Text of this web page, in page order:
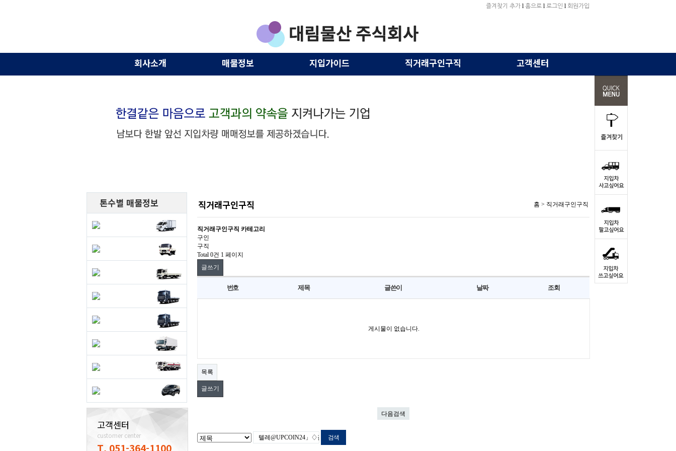
즐겨찾기 추가 l 홈으로 l 로그인 l 회원가입
회사소개 매물정보 지입가이드 직거래구인구직 고객센터
톤수별 매물정보
고객센터
customer center
T. 051-364-1100
직거래구인구직 홈 > 직거래구인구직
직거래구인구직 카테고리
구인
구직
Total 0건 1 페이지
글쓰기
번호 제목 글쓴이 날짜 조회
게시물이 없습니다.
목록
글쓰기
다음검색